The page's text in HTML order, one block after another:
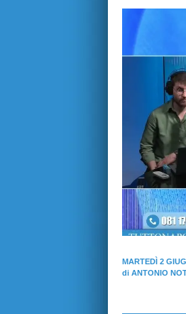
MARTEDÌ 2
di ANTONIO